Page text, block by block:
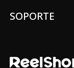
SOPORTE